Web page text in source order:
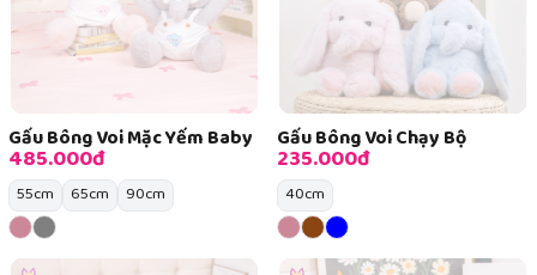
Gấu Bông Voi Mặc Yếm Baby
485.000đ
55cm 65cm 90cm
Gấu Bông Voi Chạy Bộ
235.000đ
40cm